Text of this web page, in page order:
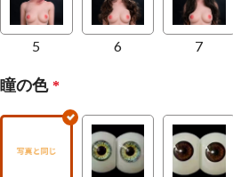
5 6 7
瞳の色 *